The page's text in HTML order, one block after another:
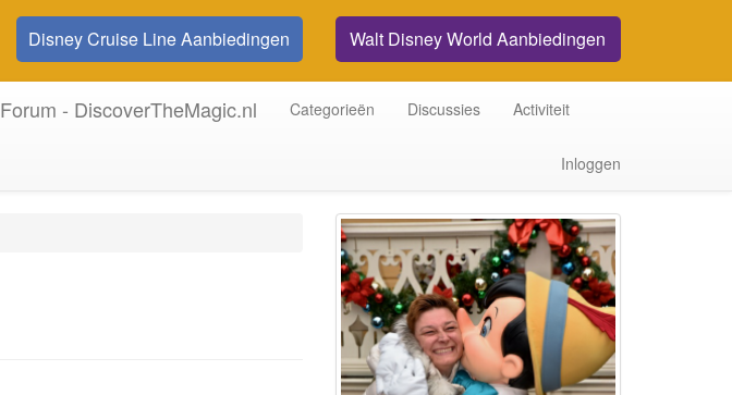
Disney Cruise Line Aanbiedingen Walt Disney World Aanbiedingen
Forum - DiscoverTheMagic.nl Categorieën Discussies Activiteit
Inloggen